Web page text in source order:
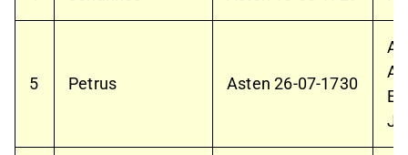
5 Petrus Asten26-07-1730